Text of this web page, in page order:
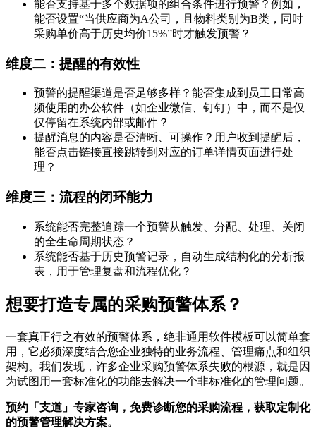
能否支持基于多个数据项的组合条件进行预警？例如，
能否设置“当供应商为A公司，且物料类别为B类，同时
采购单价高于历史均价15%”时才触发预警？
维度二：提醒的有效性
预警的提醒渠道是否足够多样？能否集成到员工日常高
频使用的办公软件（如企业微信、钉钉）中，而不是仅
仅停留在系统内部或邮件？
提醒消息的内容是否清晰、可操作？用户收到提醒后，
能否点击链接直接跳转到对应的订单详情页面进行处
理？
维度三：流程的闭环能力
系统能否完整追踪一个预警从触发、分配、处理、关闭
的全生命周期状态？
系统能否基于历史预警记录，自动生成结构化的分析报
表，用于管理复盘和流程优化？
想要打造专属的采购预警体系？
一套真正行之有效的预警体系，绝非通用软件模板可以简单套
用，它必须深度结合您企业独特的业务流程、管理痛点和组织
架构。我们发现，许多企业采购预警体系失败的根源，就是因
为试图用一套标准化的功能去解决一个非标准化的管理问题。
预约「支道」专家咨询，免费诊断您的采购流程，获取定制化
的预警管理解决方案。